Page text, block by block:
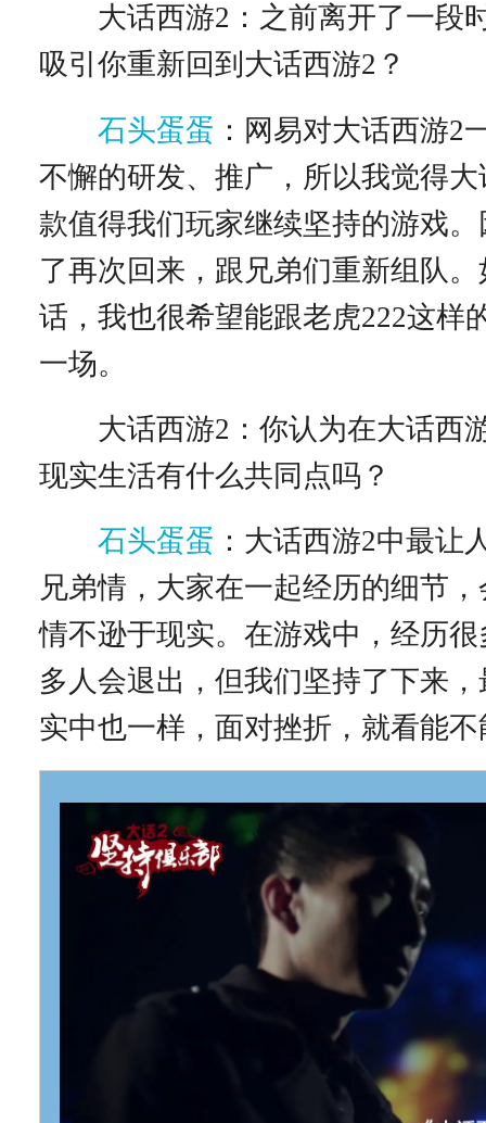
大话西游2：之前离开了一段
吸引你重新回到大话西游2？
石头蛋蛋 ：网易对大话西游2
不懈的研发、推广，所以我觉得大话
款值得我们玩家继续坚持的游戏
了再次回来，跟兄弟们重新组队
话，我也很希望能跟老虎222这样
一场。
大话西游2：你认为在大话西
现实生活有什么共同点吗？
石头蛋蛋 ：大话西游2中最让
兄弟情，大家在一起经历的细节
情不逊于现实。在游戏中，经历
多人会退出，但我们坚持了下来
实中也一样，面对挫折，就看能